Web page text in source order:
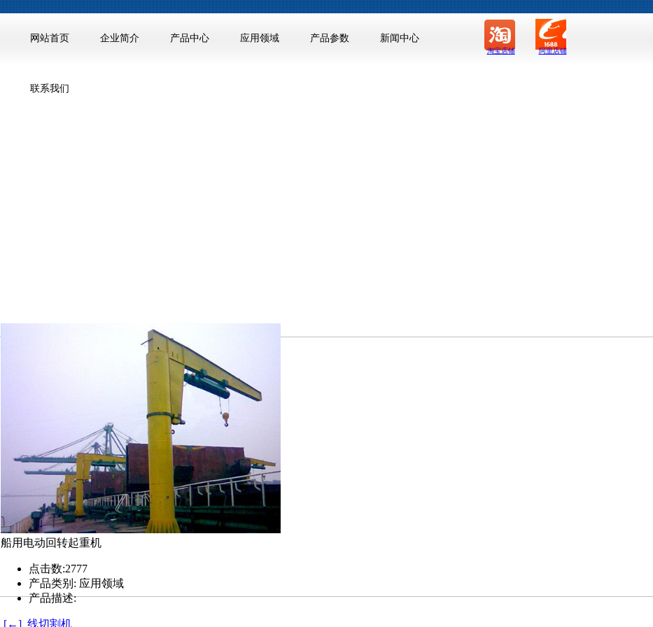
网站首页 企业简介 产品中心 应用领域 产品参数 新闻中心
联系我们
淘宝店铺 阿里店铺
船用电动回转起重机
点击数:2777
产品类别: 应用领域
产品描述:
[←] 线切割机